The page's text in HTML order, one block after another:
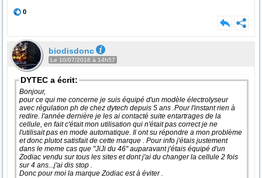
0
biodisdonc
Le 10/07/2018 à 14h57
DYTEC a écrit:
Bonjour,
pour ce qui me concerne je suis équipé d'un modèle électrolyseur
avec régulation ph de chez dytech depuis 5 ans .Pour l'instant rien à
redire. l'année dernière je les ai contacté suite entartrages de la
cellule, en fait c'était mon utilisation qui n'était pas correct je ne
l'utilisait pas en mode automatique. Il ont su répondre a mon problème
et donc plutot satisfait de cette marque . Pour info j'étais justement
dans le meme cas que "JiJi du 46" auparavant j'étais équipé d'un
Zodiac vendu sur tous les sites et dont j'ai du changer la cellule 2 fois
sur 4 ans...j'ai dis stop .
Donc pour moi la marque Zodiac est à éviter .